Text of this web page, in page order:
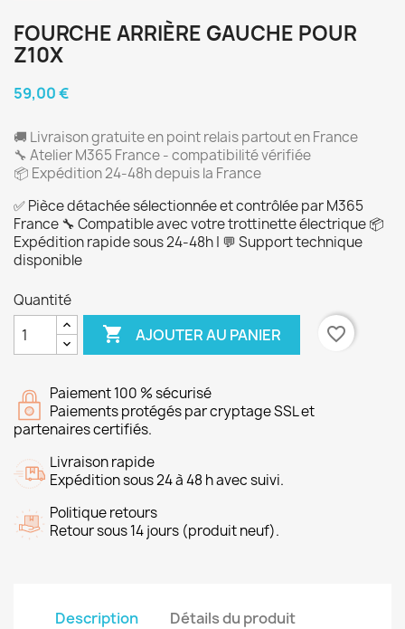
FOURCHE ARRIÈRE GAUCHE POUR
Z10X
59,00 €
🚚 Livraison gratuite en point relais partout en France
🔧 Atelier M365 France - compatibilité vérifiée
📦 Expédition 24-48h depuis la France
✅ Pièce détachée sélectionnée et contrôlée par M365
France 🔧 Compatible avec votre trottinette électrique 📦
Expédition rapide sous 24-48h | 💬 Support technique
disponible
Quantité
 AJOUTER AU PANIER favorite_border
Paiement 100 % sécurisé
Paiements protégés par cryptage SSL et
partenaires certifiés.
Livraison rapide
Expédition sous 24 à 48 h avec suivi.
Politique retours
Retour sous 14 jours (produit neuf).
Description Détails du produit